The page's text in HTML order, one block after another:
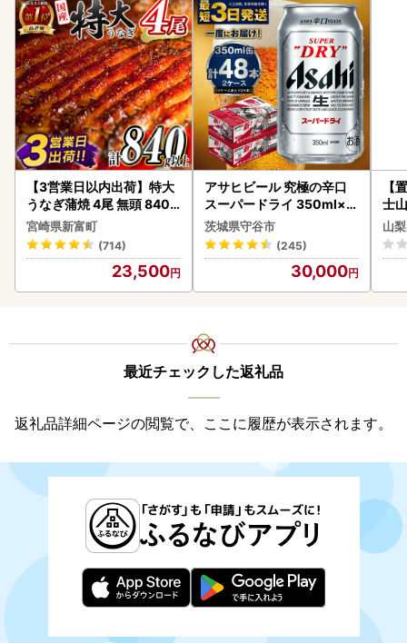
【3営業日以内出荷】特大
うなぎ蒲焼 4尾 無頭 840g
以上 C388-840-3D
宮崎県新富町
(714)
23,500
アサヒビール 究極の辛口
スーパードライ 350ml×4
8本 ビール
茨城県守谷市
(245)
30,000
【
士
山
最近チェックした返礼品
返礼品詳細ページの閲覧で、ここに履歴が表示されます。